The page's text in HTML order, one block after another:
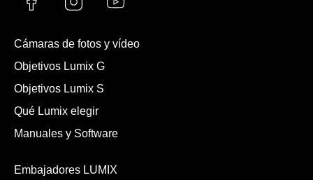
Cámaras de fotos y vídeo
Objetivos Lumix G
Objetivos Lumix S
Qué Lumix elegir
Manuales y Software
Embajadores LUMIX